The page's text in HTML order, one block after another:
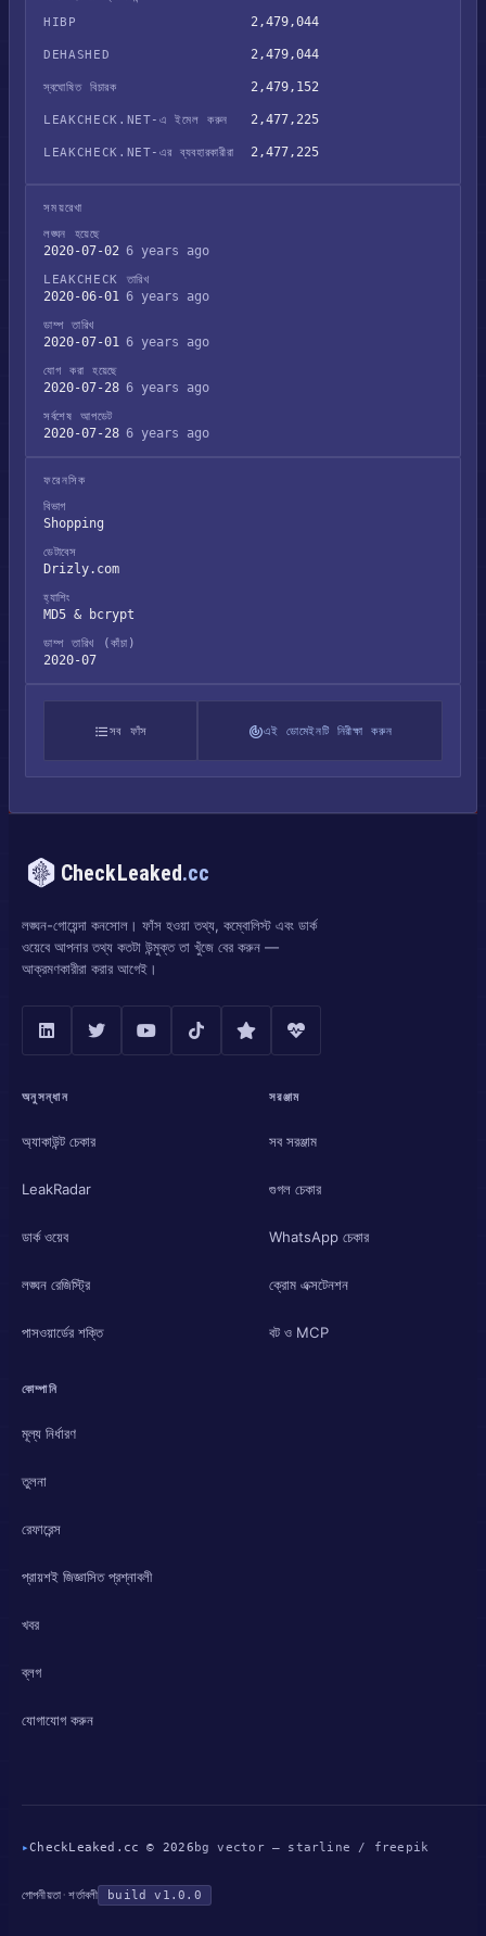
HIBP
2,479,044
DEHASHED 2,479,044
স্বঘোষিত বিচারক 2,479,152
LEAKCHECK.NET-এ ইমেল করুন 2,477,225
LEAKCHECK.NET-এর ব্যবহারকারীরা 2,477,225
সময়রেখা
লঙ্ঘন হয়েছে
2020-07-02 6 years ago
LEAKCHECK তারিখ
2020-06-01 6 years ago
ডাম্প তারিখ
2020-07-01 6 years ago
যোগ করা হয়েছে
2020-07-28 6 years ago
সর্বশেষ আপডেট
2020-07-28 6 years ago
ফরেনসিক
বিভাগ
Shopping
ডেটাবেস
Drizly.com
হ্যাশিং
MD5 & bcrypt
ডাম্প তারিখ (কাঁচা)
2020-07
সব ফাঁস এই ডোমেইনটি নিরীক্ষা করুন
CheckLeaked.cc
লঙ্ঘন-গোয়েন্দা কনসোল। ফাঁস হওয়া তথ্য, কম্বোলিস্ট এবং ডার্ক
ওয়েবে আপনার তথ্য কতটা উন্মুক্ত তা খুঁজে বের করুন —
আক্রমণকারীরা করার আগেই।
অনুসন্ধান
অ্যাকাউন্ট চেকার
LeakRadar
ডার্ক ওয়েব
লঙ্ঘন রেজিস্ট্রি
পাসওয়ার্ডের শক্তি
সরঞ্জাম
সব সরঞ্জাম
গুগল চেকার
WhatsApp চেকার
ক্রোম এক্সটেনশন
বট ও MCP
কোম্পানি
মূল্য নির্ধারণ
তুলনা
রেফারেন্স
প্রায়শই জিজ্ঞাসিত প্রশ্নাবলী
খবর
ব্লগ
যোগাযোগ করুন
▸CheckLeaked.cc © 2026 bg vector — starline / freepik
গোপনীয়তা ·শর্তাবলী build v1.0.0